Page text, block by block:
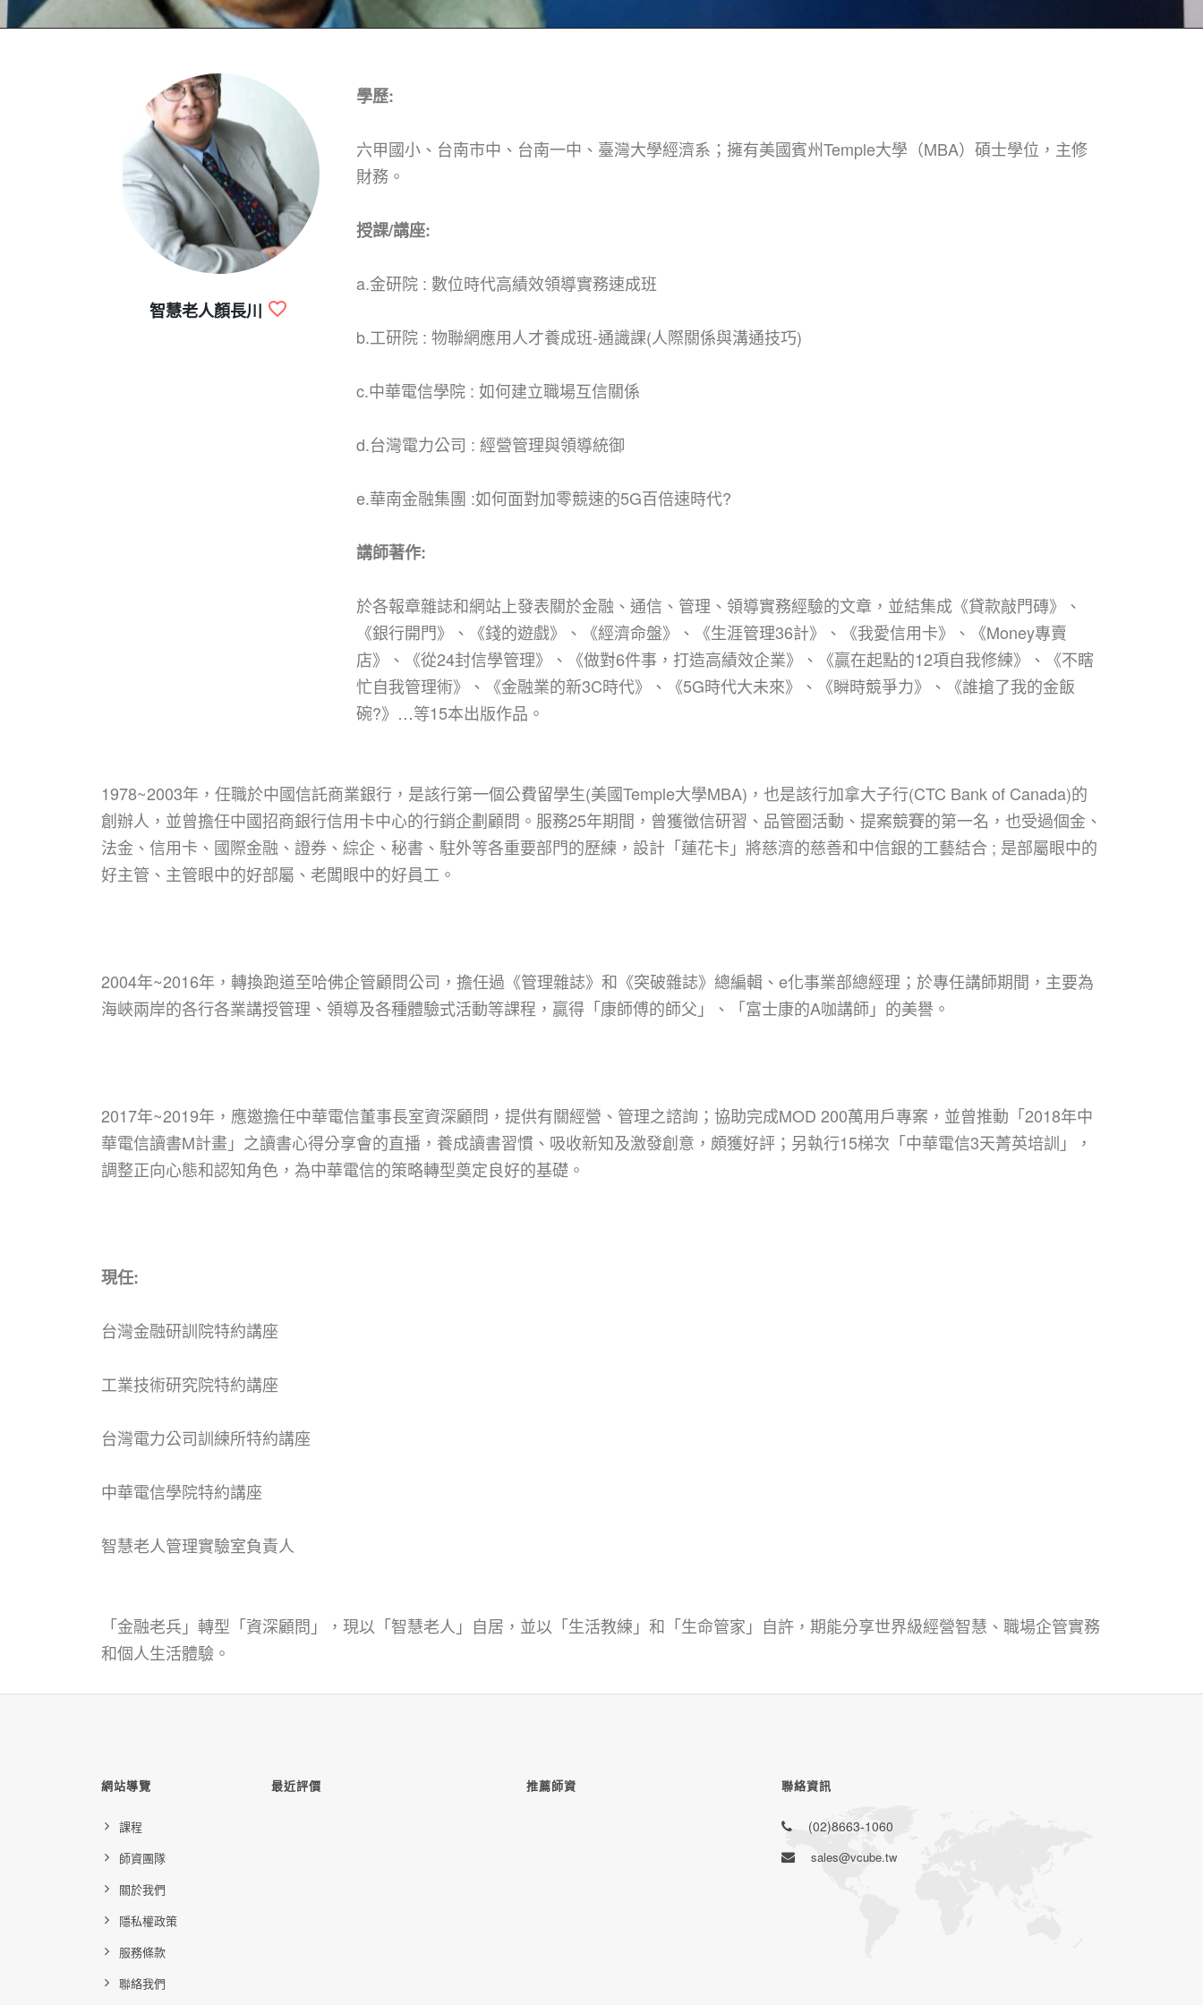
智慧老人顏長川
學歷:
六甲國小、台南市中、台南一中、臺灣大學經濟系；擁有美國賓州Temple大學（MBA）碩士學位，主修
財務。
授課/講座:
a.金研院 : 數位時代高績效領導實務速成班
b.工研院 : 物聯網應用人才養成班-通識課(人際關係與溝通技巧)
c.中華電信學院 : 如何建立職場互信關係
d.台灣電力公司 : 經營管理與領導統御
e.華南金融集團 :如何面對加零競速的5G百倍速時代?
講師著作:
於各報章雜誌和網站上發表關於金融、通信、管理、領導實務經驗的文章，並結集成《貸款敲門磚》、
《銀行開門》、《錢的遊戲》、《經濟命盤》、《生涯管理36計》、《我愛信用卡》、《Money專賣
店》、《從24封信學管理》、《做對6件事，打造高績效企業》、《贏在起點的12項自我修練》、《不瞎
忙自我管理術》、《金融業的新3C時代》、《5G時代大未來》、《瞬時競爭力》、《誰搶了我的金飯
碗?》…等15本出版作品。
1978~2003年，任職於中國信託商業銀行，是該行第一個公費留學生(美國Temple大學MBA)，也是該行加拿大子行(CTC Bank of Canada)的
創辦人，並曾擔任中國招商銀行信用卡中心的行銷企劃顧問。服務25年期間，曾獲徵信研習、品管圈活動、提案競賽的第一名，也受過個金、
法金、信用卡、國際金融、證券、綜企、秘書、駐外等各重要部門的歷練，設計「蓮花卡」將慈濟的慈善和中信銀的工藝結合 ; 是部屬眼中的
好主管、主管眼中的好部屬、老闆眼中的好員工。
2004年~2016年，轉換跑道至哈佛企管顧問公司，擔任過《管理雜誌》和《突破雜誌》總編輯、e化事業部總經理；於專任講師期間，主要為
海峽兩岸的各行各業講授管理、領導及各種體驗式活動等課程，贏得「康師傅的師父」、「富士康的A咖講師」的美譽。
2017年~2019年，應邀擔任中華電信董事長室資深顧問，提供有關經營、管理之諮詢；協助完成MOD 200萬用戶專案，並曾推動「2018年中
華電信讀書M計畫」之讀書心得分享會的直播，養成讀書習慣、吸收新知及激發創意，頗獲好評；另執行15梯次「中華電信3天菁英培訓」，
調整正向心態和認知角色，為中華電信的策略轉型奠定良好的基礎。
現任:
台灣金融研訓院特約講座
工業技術研究院特約講座
台灣電力公司訓練所特約講座
中華電信學院特約講座
智慧老人管理實驗室負責人
「金融老兵」轉型「資深顧問」，現以「智慧老人」自居，並以「生活教練」和「生命管家」自許，期能分享世界級經營智慧、職場企管實務
和個人生活體驗。
網站導覽
課程
師資團隊
關於我們
隱私權政策
服務條款
聯絡我們
最近評價 推薦師資 聯絡資訊
(02)8663-1060
sales@vcube.tw